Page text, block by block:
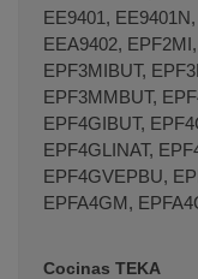
EE9401,
EEA9402,
EPF3MIBUT,
EPF3MMBUT,
EPF4GIBUT,
EPF4GLINAT,
EPF4GVEPBU,
EPFA4GM,
Cocinas TEKA